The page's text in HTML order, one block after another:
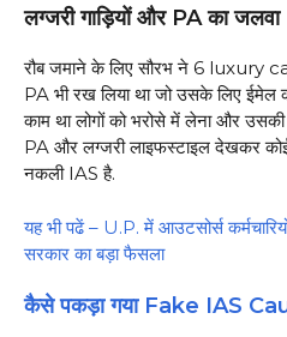
लग्जरी गाड़ियों और PA का जलवा
रौब जमाने के लिए सौरभ ने 6 luxury
PA भी रख लिया था जो उसके लिए
काम था लोगों को भरोसे में लेना और
PA और लग्जरी लाइफस्टाइल देखकर कोई
नकली IAS है.
यह भी पढें – U.P. में आउटसोर्स
सरकार का बड़ा फैसला
कैसे पकड़ा गया Fake IAS